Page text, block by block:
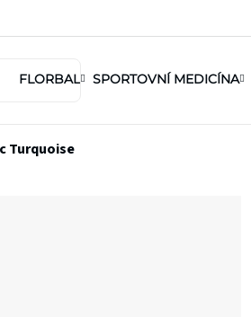
FLORBAL SPORTOVNÍ MEDICÍNA
Turquoise